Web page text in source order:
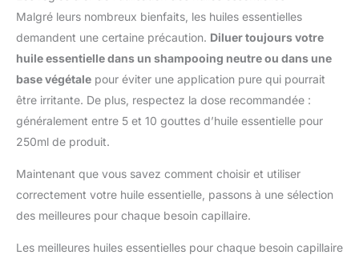
Malgré leurs nombreux bienfaits, les huiles essentielles
demandent une certaine précaution. Diluer toujours votre
huile essentielle dans un shampooing neutre ou dans une
base végétale pour éviter une application pure qui pourrait
être irritante. De plus, respectez la dose recommandée :
généralement entre 5 et 10 gouttes d’huile essentielle pour
250ml de produit.
Maintenant que vous savez comment choisir et utiliser
correctement votre huile essentielle, passons à une sélection
des meilleures pour chaque besoin capillaire.
Les meilleures huiles essentielles pour chaque besoin capillaire